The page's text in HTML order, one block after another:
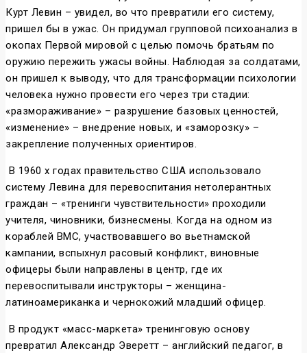
Курт Левин – увидел, во что превратили его систему,
пришел бы в ужас. Он придумал групповой психоанализ в
окопах Первой мировой с целью помочь братьям по
оружию пережить ужасы войны. Наблюдая за солдатами,
он пришел к выводу, что для трансформации психологии
человека нужно провести его через три стадии:
«размораживание» – разрушение базовых ценностей,
«изменение» – внедрение новых, и «заморозку» –
закрепление полученных ориентиров.
В 1960 х годах правительство США использовало
систему Левина для перевоспитания нетолерантных
граждан – «тренинги чувствительности» проходили
учителя, чиновники, бизнесмены. Когда на одном из
кораблей ВМС, участвовавшего во вьетнамской
кампании, вспыхнул расовый конфликт, виновные
офицеры были направлены в центр, где их
перевоспитывали инструкторы – женщина-
латиноамериканка и чернокожий младший офицер.
В продукт «масс-маркета» тренинговую основу
превратил Александр Эверетт – английский педагог, в